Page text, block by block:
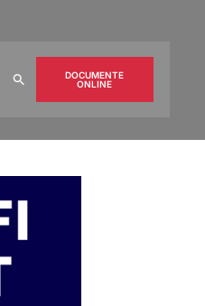
DOCUMENTE
ONLINE